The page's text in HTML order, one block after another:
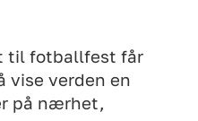
til fotballfest får
vise verden en
på nærhet,